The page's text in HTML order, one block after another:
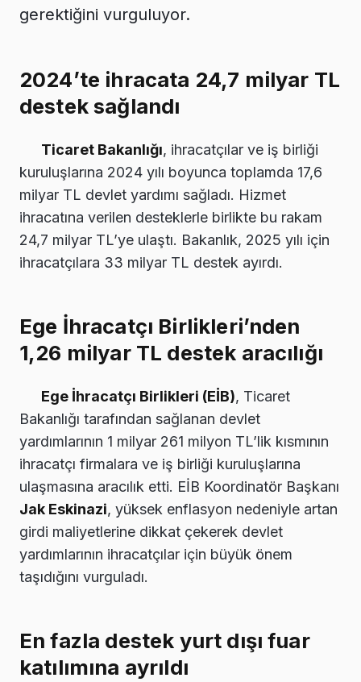
gerektiğini vurguluyor.
2024’te ihracata 24,7 milyar TL
destek sağlandı
Ticaret Bakanlığı, ihracatçılar ve iş birliği
kuruluşlarına 2024 yılı boyunca toplamda 17,6
milyar TL devlet yardımı sağladı. Hizmet
ihracatına verilen desteklerle birlikte bu rakam
24,7 milyar TL’ye ulaştı. Bakanlık, 2025 yılı için
ihracatçılara 33 milyar TL destek ayırdı.
Ege İhracatçı Birlikleri’nden
1,26 milyar TL destek aracılığı
Ege İhracatçı Birlikleri (EİB), Ticaret
Bakanlığı tarafından sağlanan devlet
yardımlarının 1 milyar 261 milyon TL’lik kısmının
ihracatçı firmalara ve iş birliği kuruluşlarına
ulaşmasına aracılık etti. EİB Koordinatör Başkanı
Jak Eskinazi, yüksek enflasyon nedeniyle artan
girdi maliyetlerine dikkat çekerek devlet
yardımlarının ihracatçılar için büyük önem
taşıdığını vurguladı.
En fazla destek yurt dışı fuar
katılımına ayrıldı